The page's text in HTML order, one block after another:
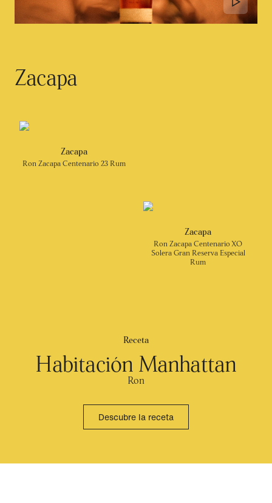
Zacapa
Zacapa
Ron Zacapa Centenario 23 Rum
Zacapa
Ron Zacapa Centenario XO
Solera Gran Reserva Especial
Rum
Receta
Habitación Manhattan
Ron
Descubre la receta